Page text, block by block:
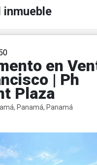
inmueble
en
| Ph
Plaza
Panamá, Panamá